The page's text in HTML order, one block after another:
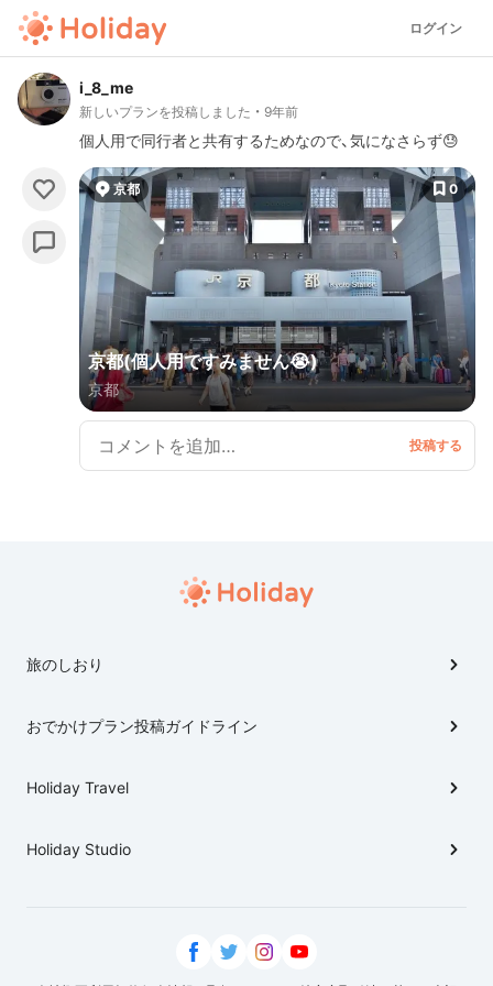
ログイン
i_8_me
新しいプランを投稿しました 9年前
個人用で同行者と共有するためなので、気になさらず😓
京都 0
京都(個人用ですみません😭)
京都
旅のしおり
おでかけプラン投稿ガイドライン
Holiday Travel
Holiday Studio